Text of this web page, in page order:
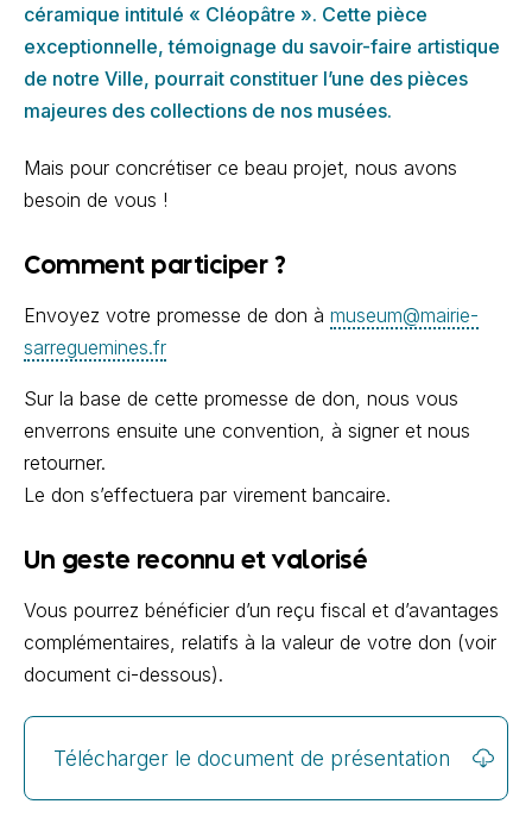
céramique intitulé « Cléopâtre ». Cette pièce
exceptionnelle, témoignage du savoir-faire artistique
de notre Ville, pourrait constituer l’une des pièces
majeures des collections de nos musées.
Mais pour concrétiser ce beau projet, nous avons
besoin de vous !
Comment participer ?
Envoyez votre promesse de don à museum@mairie-
sarreguemines.fr
Sur la base de cette promesse de don, nous vous
enverrons ensuite une convention, à signer et nous
retourner.
Le don s’effectuera par virement bancaire.
Un geste reconnu et valorisé
Vous pourrez bénéficier d’un reçu fiscal et d’avantages
complémentaires, relatifs à la valeur de votre don (voir
document ci-dessous).
Télécharger le document de présentation